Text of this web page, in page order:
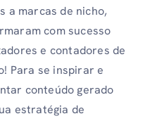
a marcas de nicho,
com sucesso
e contadores de
Para se inspirar e
conteúdo gerado
estratégia de